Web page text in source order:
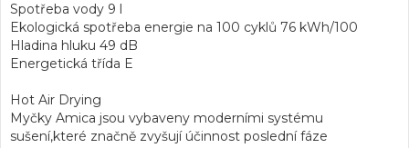
Spotřeba vody 9 l
Ekologická spotřeba energie na 100 cyklů 76 kWh/100
Hladina hluku 49 dB
Energetická třída E
Hot Air Drying
Myčky Amica jsou vybaveny moderními systému
sušení,které značně zvyšují účinnost poslední fáze